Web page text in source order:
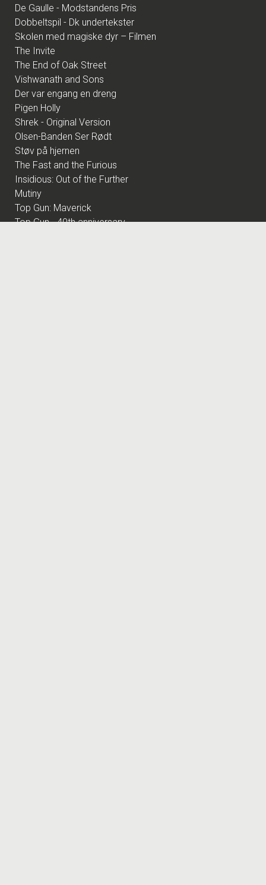
De Gaulle - Modstandens Pris
Dobbeltspil - Dk undertekster
Skolen med magiske dyr – Filmen
The Invite
The End of Oak Street
Vishwanath and Sons
Der var engang en dreng
Pigen Holly
Shrek - Original Version
Olsen-Banden Ser Rødt
Støv på hjernen
The Fast and the Furious
Insidious: Out of the Further
Mutiny
Top Gun: Maverick
Top Gun - 40th anniversary